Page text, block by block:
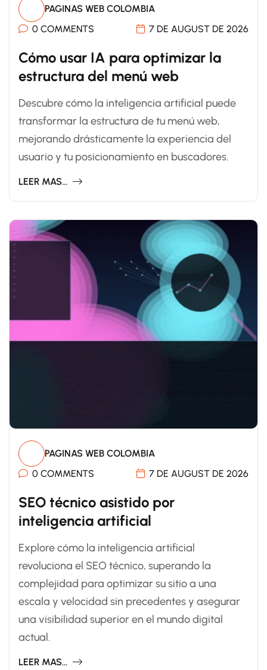
PAGINAS WEB COLOMBIA
0 COMMENTS
7 DE AUGUST DE 2026
Cómo usar IA para optimizar la
estructura del menú web
Descubre cómo la inteligencia artificial puede
transformar la estructura de tu menú web,
mejorando drásticamente la experiencia del
usuario y tu posicionamiento en buscadores.
LEER MAS...
PAGINAS WEB COLOMBIA
0 COMMENTS
7 DE AUGUST DE 2026
SEO técnico asistido por
inteligencia artificial
Explore cómo la inteligencia artificial
revoluciona el SEO técnico, superando la
complejidad para optimizar su sitio a una
escala y velocidad sin precedentes y asegurar
una visibilidad superior en el mundo digital
actual.
LEER MAS...